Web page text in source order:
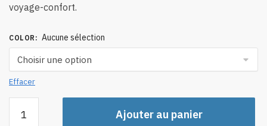
voyage-confort.
COLOR : Aucune sélection
Effacer
Ajouter au panier